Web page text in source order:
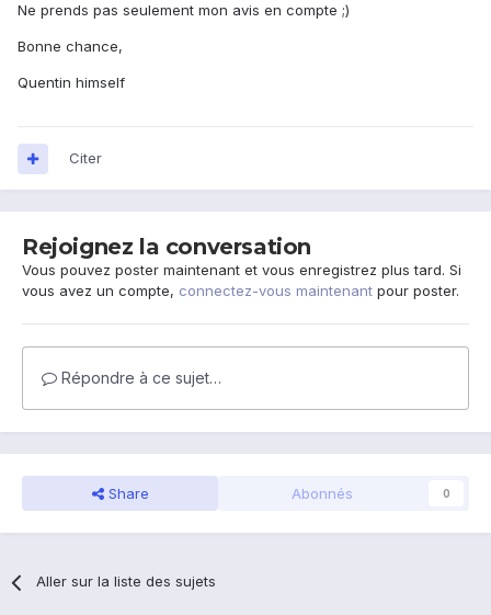
Ne prends pas seulement mon avis en compte ;)
Bonne chance,
Quentin himself
Citer
Rejoignez la conversation
Vous pouvez poster maintenant et vous enregistrez plus tard. Si
vous avez un compte, connectez-vous maintenant pour poster.
Répondre à ce sujet…
Share Abonnés 0
Aller sur la liste des sujets